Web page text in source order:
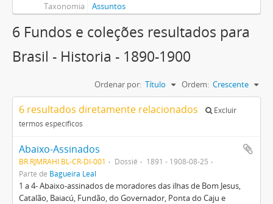
Taxonomia Assuntos
6 Fundos e coleções resultados para
Brasil - Historia - 1890-1900
Ordenar por: Título Ordem: Crescente
6 resultados diretamente relacionados
Excluir
termos específicos
Abaixo-Assinados
BR RJMRAHI BL-CR-DI-001 Dossiê
1891 - 1908-08-25
Parte de Bagueira Leal
1 a 4- Abaixo-assinados de moradores das ilhas de Bom Jesus,
Catalão, Baiacú, Fundão, do Governador, Ponta do Caju e